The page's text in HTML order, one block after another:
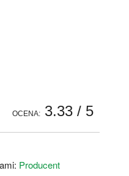
OCENA: 3.33/ 5
Producent